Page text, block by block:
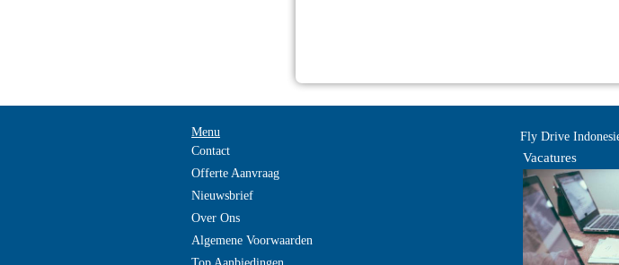
Menu
Contact
Offerte Aanvraag
Nieuwsbrief
Over Ons
Algemene Voorwaarden
Fly Drive
Vacatures